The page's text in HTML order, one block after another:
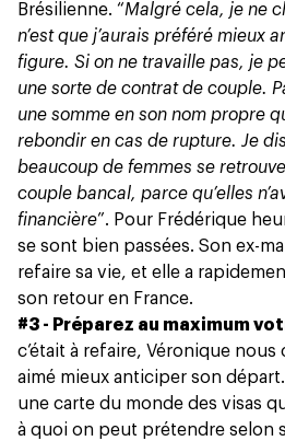
Brésilienne. “Malgré cela, je ne
n’est que j’aurais préféré mieux
figure. Si on ne travaille pas, je
une sorte de contrat de couple.
une somme en son nom propre
rebondir en cas de rupture. Je
beaucoup de femmes se
couple bancal, parce qu’elles
financière”. Pour Frédérique
se sont bien passées. Son ex-
refaire sa vie, et elle a
son retour en France.
#3 - Préparez au maximum
c’était à refaire, Véronique nous
aimé mieux anticiper son
une carte du monde des visas
à quoi on peut prétendre selon